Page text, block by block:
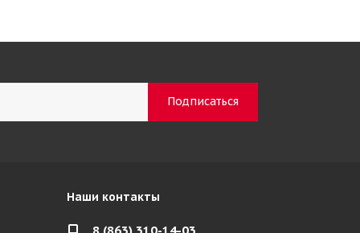
Наши контакты